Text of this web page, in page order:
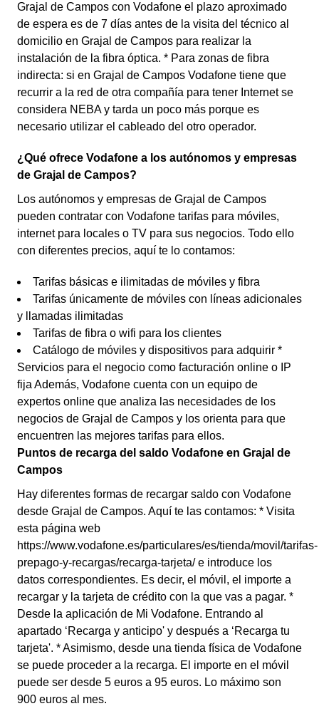
Grajal de Campos con Vodafone el plazo aproximado
de espera es de 7 días antes de la visita del técnico al
domicilio en Grajal de Campos para realizar la
instalación de la fibra óptica. * Para zonas de fibra
indirecta: si en Grajal de Campos Vodafone tiene que
recurrir a la red de otra compañía para tener Internet se
considera NEBA y tarda un poco más porque es
necesario utilizar el cableado del otro operador.
¿Qué ofrece Vodafone a los autónomos y empresas
de Grajal de Campos?
Los autónomos y empresas de Grajal de Campos
pueden contratar con Vodafone tarifas para móviles,
internet para locales o TV para sus negocios. Todo ello
con diferentes precios, aquí te lo contamos:
Tarifas básicas e ilimitadas de móviles y fibra
Tarifas únicamente de móviles con líneas adicionales
y llamadas ilimitadas
Tarifas de fibra o wifi para los clientes
Catálogo de móviles y dispositivos para adquirir *
Servicios para el negocio como facturación online o IP
fija Además, Vodafone cuenta con un equipo de
expertos online que analiza las necesidades de los
negocios de Grajal de Campos y los orienta para que
encuentren las mejores tarifas para ellos.
Puntos de recarga del saldo Vodafone en Grajal de
Campos
Hay diferentes formas de recargar saldo con Vodafone
desde Grajal de Campos. Aquí te las contamos: * Visita
esta página web
https://www.vodafone.es/particulares/es/tienda/movil/tarifas-
prepago-y-recargas/recarga-tarjeta/ e introduce los
datos correspondientes. Es decir, el móvil, el importe a
recargar y la tarjeta de crédito con la que vas a pagar. *
Desde la aplicación de Mi Vodafone. Entrando al
apartado ‘Recarga y anticipo' y después a ‘Recarga tu
tarjeta'. * Asimismo, desde una tienda física de Vodafone
se puede proceder a la recarga. El importe en el móvil
puede ser desde 5 euros a 95 euros. Lo máximo son
900 euros al mes.